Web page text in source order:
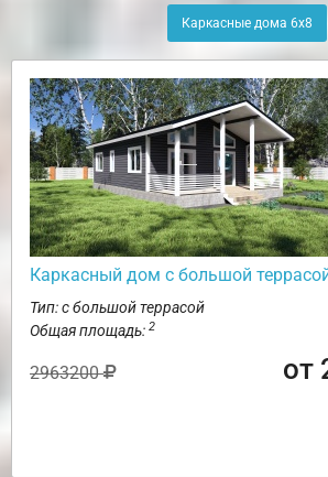
Каркасные дома 6х8
Каркасный дом с большой
Тип: с большой террасой
Общая площадь: 2
2963200 от